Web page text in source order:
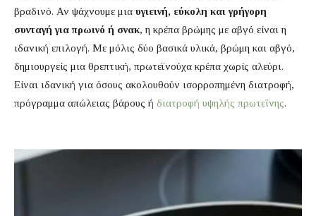
βραδινό. Αν ψάχνουμε μια υγιεινή, εύκολη και γρήγορη
συνταγή για πρωινό ή σνακ, η κρέπα βρώμης με αβγό είναι η
ιδανική επιλογή. Με μόλις δύο βασικά υλικά, βρώμη και αβγό,
δημιουργείς μια θρεπτική, πρωτεϊνούχα κρέπα χωρίς αλεύρι.
Είναι ιδανική για όσους ακολουθούν ισορροπημένη διατροφή,
πρόγραμμα απώλειας βάρους ή διατροφή υψηλής πρωτεΐνης.
ρ